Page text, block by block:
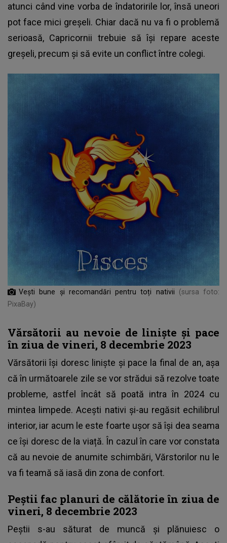
atunci când vine vorba de îndatoririle lor, însă uneori
pot face mici greșeli. Chiar dacă nu va fi o problemă
serioasă, Capricornii trebuie să își repare aceste
greșeli, precum și să evite un conflict între colegi.
Vești bune și recomandări pentru toți nativii
(sursa foto:
PixaBay)
Vărsătorii au nevoie de liniște și pace
în ziua de vineri, 8 decembrie 2023
Vărsătorii își doresc liniște și pace la final de an, așa
că în următoarele zile se vor strădui să rezolve toate
probleme, astfel încât să poată intra în 2024 cu
mintea limpede. Acești nativi și-au regăsit echilibrul
interior, iar acum le este foarte ușor să își dea seama
ce își doresc de la viață. În cazul în care vor constata
că au nevoie de anumite schimbări, Vărstorilor nu le
va fi teamă să iasă din zona de confort.
Peștii fac planuri de călătorie în ziua de
vineri, 8 decembrie 2023
Peștii s-au săturat de muncă și plănuiesc o